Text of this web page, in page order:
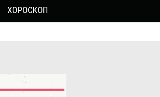
ХОРОСКОП